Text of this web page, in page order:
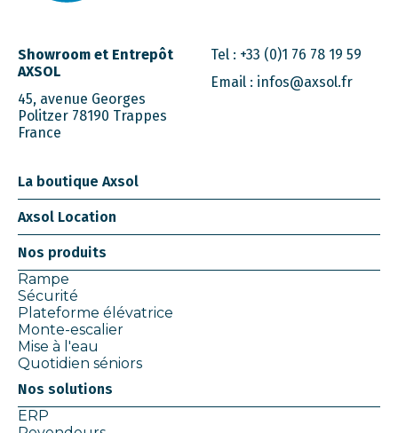
Showroom et Entrepôt
AXSOL
45, avenue Georges
Politzer 78190 Trappes
France
Tel : +33 (0)1 76 78 19 59
Email : infos@axsol.fr
La boutique Axsol
Axsol Location
Nos produits
Rampe
Sécurité
Plateforme élévatrice
Monte-escalier
Mise à l'eau
Quotidien séniors
Nos solutions
ERP